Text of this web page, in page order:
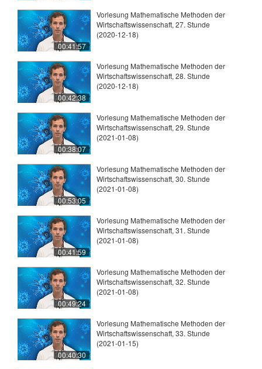
00:41:57
Vorlesung Mathematische Methoden der
Wirtschaftswissenschaft, 27. Stunde
(2020-12-18)
00:42:38
Vorlesung Mathematische Methoden der
Wirtschaftswissenschaft, 28. Stunde
(2020-12-18)
00:38:07
Vorlesung Mathematische Methoden der
Wirtschaftswissenschaft, 29. Stunde
(2021-01-08)
00:53:05
Vorlesung Mathematische Methoden der
Wirtschaftswissenschaft, 30. Stunde
(2021-01-08)
00:41:59
Vorlesung Mathematische Methoden der
Wirtschaftswissenschaft, 31. Stunde
(2021-01-08)
00:49:24
Vorlesung Mathematische Methoden der
Wirtschaftswissenschaft, 32. Stunde
(2021-01-08)
00:40:30
Vorlesung Mathematische Methoden der
Wirtschaftswissenschaft, 33. Stunde
(2021-01-15)